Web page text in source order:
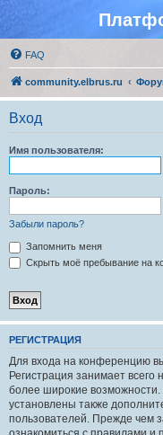
FAQ
community.elbrus.ru
Вход
Имя пользователя:
Пароль:
Забыли пароль?
Запомнить меня
Скрыть моё пребывание на
РЕГИСТРАЦИЯ
Для входа на конференцию
Регистрация занимает всего
более широкие
установлены также
пользователей. Прежде чем